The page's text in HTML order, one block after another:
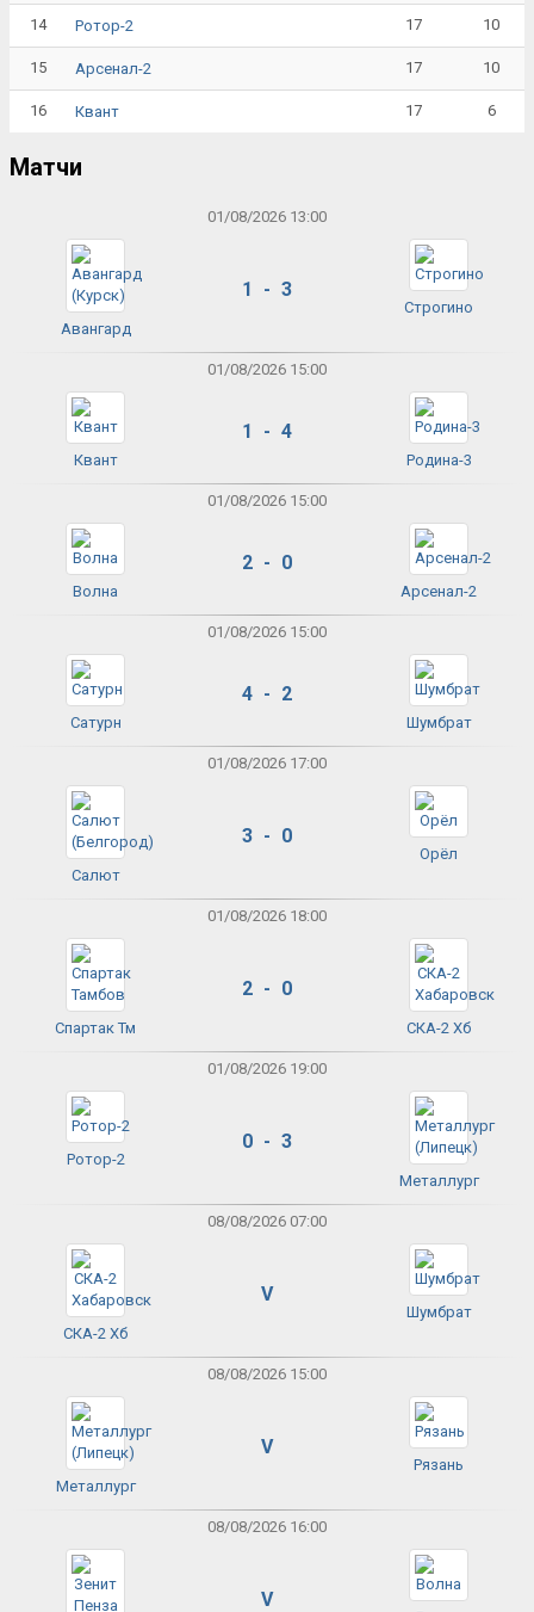
14 Ротор-2 17 10
15 Арсенал-2 17 10
16 Квант 17 6
Матчи
01/08/2026 13:00
Авангард
1 - 3
Строгино
01/08/2026 15:00
Квант
1 - 4
Родина-3
01/08/2026 15:00
Волна
2 - 0
Арсенал-2
01/08/2026 15:00
Сатурн
4 - 2
Шумбрат
01/08/2026 17:00
Салют
3 - 0
Орёл
01/08/2026 18:00
Спартак Тм
2 - 0
СКА-2 Хб
01/08/2026 19:00
Ротор-2
0 - 3
Металлург
08/08/2026 07:00
СКА-2 Хб
V
Шумбрат
08/08/2026 15:00
Металлург
V
Рязань
08/08/2026 16:00
V